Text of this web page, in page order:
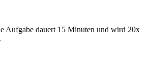
Aufgabe dauert 15 Minuten und wird 20x